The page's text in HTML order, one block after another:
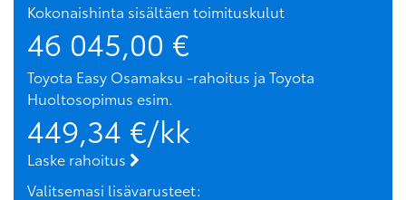
Kokonaishinta sisältäen toimituskulut
46 045,00 €
Toyota Easy Osamaksu -rahoitus ja Toyota
Huoltosopimus esim.
449,34 €/kk
Laske rahoitus
Valitsemasi lisävarusteet: